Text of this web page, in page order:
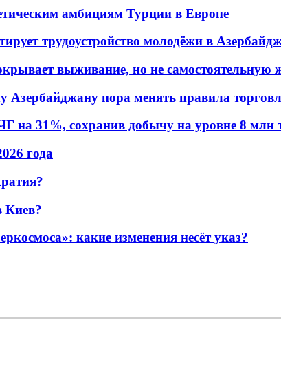
амбициям Турции в Европе
трудоустройство молодёжи в
выживание, но не самостоятельную
Азербайджану пора менять правила
на 31%, сохранив добычу на уровне 8 млн
года
Киев?
какие изменения несёт указ?